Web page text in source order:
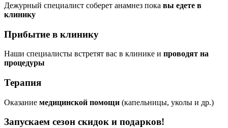
Дежурный специалист соберет анамнез пока вы едете в
клинику
Прибытие в клинику
Наши специалисты встретят вас в клинике и проводят на
процедуры
Терапия
Оказание медицинской помощи (капельницы, уколы и др.)
Запускаем сезон скидок и подарков!